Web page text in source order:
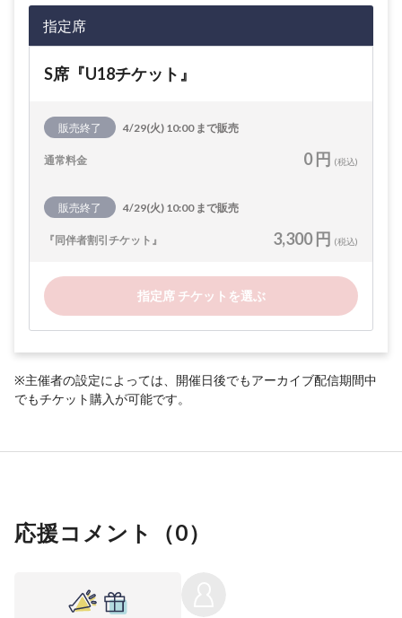
指定席
S席『U18チケット』
販売終了 4/29(火) 10:00 まで販売
通常料金 0 円 (税込)
販売終了 4/29(火) 10:00 まで販売
『同伴者割引チケット』 3,300 円 (税込)
指定席 チケットを選ぶ
※主催者の設定によっては、開催日後でもアーカイブ配信期間中
でもチケット購入が可能です。
応援コメント（0）